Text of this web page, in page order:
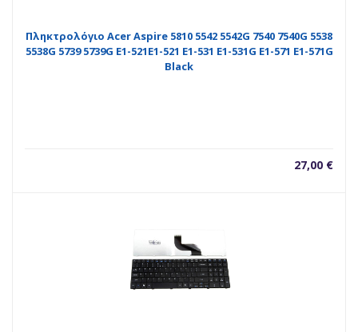
Πληκτρολόγιο Acer Aspire 5810 5542 5542G 7540 7540G 5538
5538G 5739 5739G E1-521E1-521 E1-531 E1-531G E1-571 E1-571G
Black
27,00 €